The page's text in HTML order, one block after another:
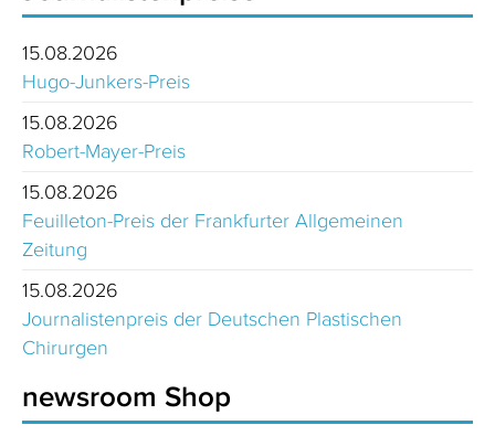
15.08.2026
Hugo-Junkers-Preis
15.08.2026
Robert-Mayer-Preis
15.08.2026
Feuilleton-Preis der Frankfurter Allgemeinen
Zeitung
15.08.2026
Journalistenpreis der Deutschen Plastischen
Chirurgen
newsroom Shop